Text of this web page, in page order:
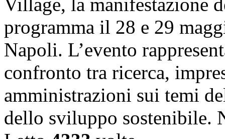
Village, la manifestazione
programma il 28 e 29
Napoli. L’evento
confronto tra ricerca,
amministrazioni sui temi
dello sviluppo sostenibile.